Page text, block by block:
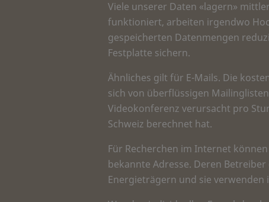
Viele unserer Daten «lagern»
funktioniert, arbeiten irgendwo
gespeicherten Datenmengen
Festplatte sichern.
Ähnliches gilt für E-Mails. Die
sich von überflüssigen
Videokonferenz verursacht pro
Schweiz berechnet hat.
Für Recherchen im Internet
bekannte Adresse. Deren
Energieträgern und sie